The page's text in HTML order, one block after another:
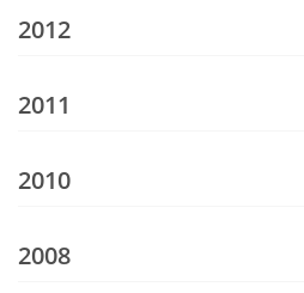
2012
2011
2010
2008